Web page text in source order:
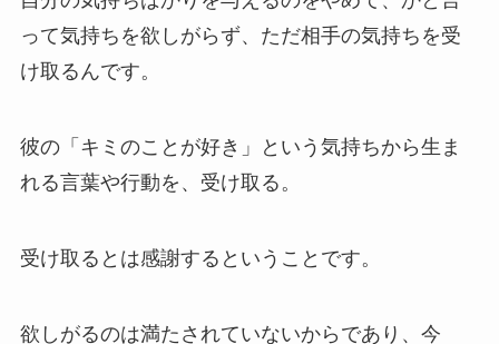
って気持ちを欲しがらず、ただ相手の気持ちを受
け取るんです。
彼の「キミのことが好き」という気持ちから生ま
れる言葉や行動を、受け取る。
受け取るとは感謝するということです。
欲しがるのは満たされていないからであり、今